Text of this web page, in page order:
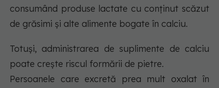
consumând produse lactate cu conținut scăzut
de grăsimi și alte alimente bogate în calciu.
Totuși, administrarea de suplimente de calciu
poate crește riscul formării de pietre.
Persoanele care excretă prea mult oxalat în